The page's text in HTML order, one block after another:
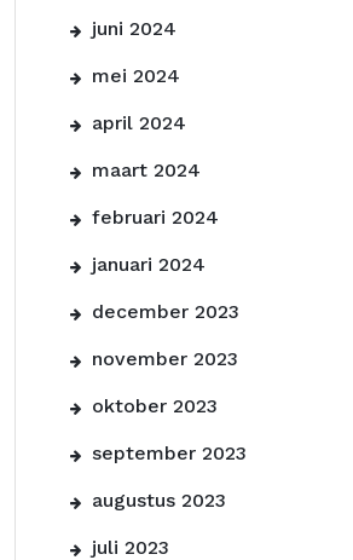
juni 2024
mei 2024
april 2024
maart 2024
februari 2024
januari 2024
december 2023
november 2023
oktober 2023
september 2023
augustus 2023
juli 2023